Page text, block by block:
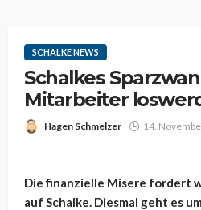
SCHALKE NEWS
Schalkes
Mitarbeiter
Hagen Schmelzer 14.
Die finanzielle Misere fordert
auf Schalke. Diesmal geht es